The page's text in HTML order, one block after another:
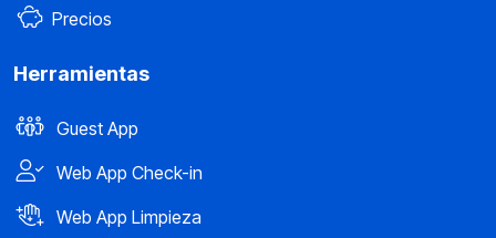
Precios
Herramientas
Guest App
Web App Check-in
Web App Limpieza